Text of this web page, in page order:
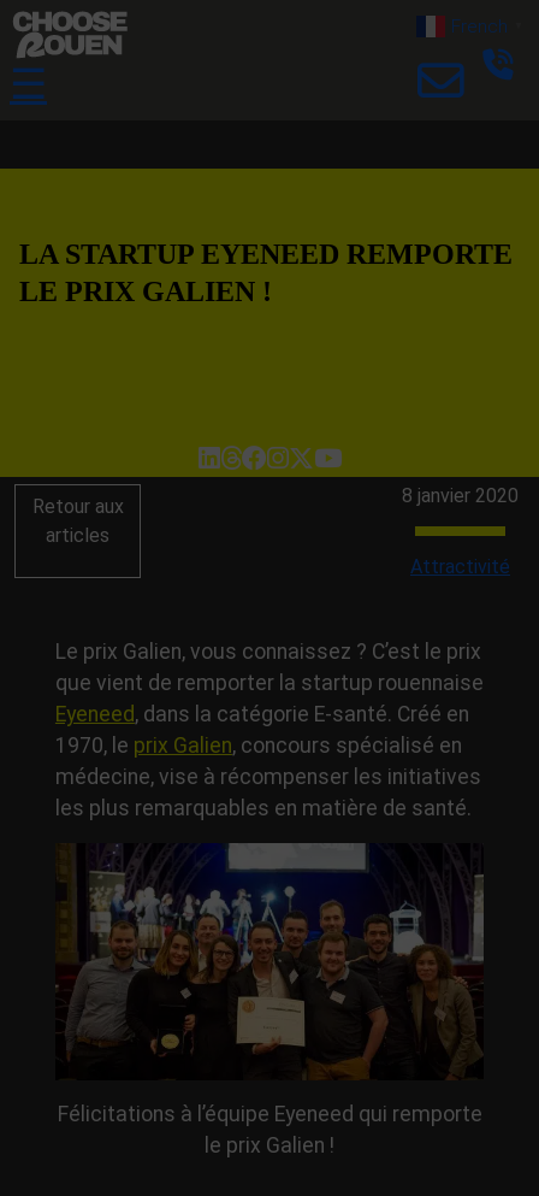
☰
French
LA STARTUP EYENEED REMPORTE
LE PRIX GALIEN !
Retour aux
articles
8 janvier 2020
Attractivité
Le prix Galien, vous connaissez ? C’est le prix
que vient de remporter la startup rouennaise
Eyeneed, dans la catégorie E-santé. Créé en
1970, le prix Galien, concours spécialisé en
médecine, vise à récompenser les initiatives
les plus remarquables en matière de santé.
Félicitations à l’équipe Eyeneed qui remporte
le prix Galien !